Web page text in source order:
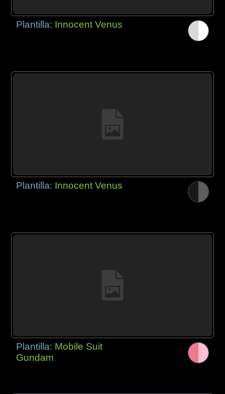
Plantilla: Innocent Venus
Plantilla: Innocent Venus
Plantilla: Mobile Suit
Gundam